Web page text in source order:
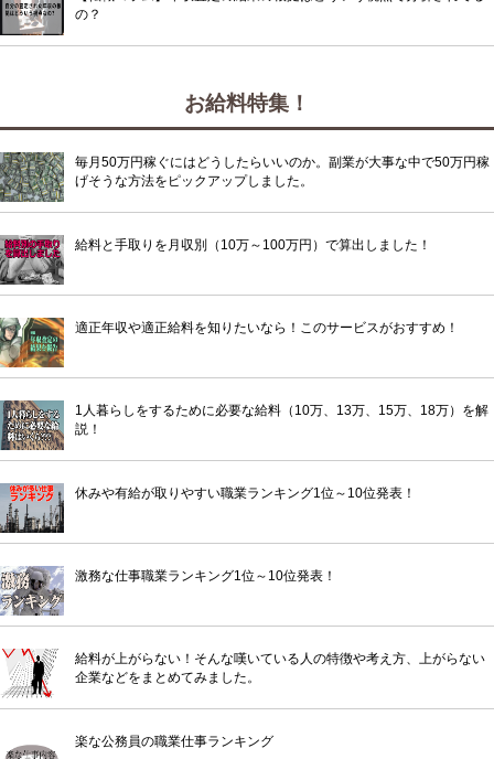
の？
お給料特集！
毎月50万円稼ぐにはどうしたらいいのか。副業が大事な中で50万円稼
げそうな方法をピックアップしました。
給料と手取りを月収別（10万～100万円）で算出しました！
適正年収や適正給料を知りたいなら！このサービスがおすすめ！
1人暮らしをするために必要な給料（10万、13万、15万、18万）を解
説！
休みや有給が取りやすい職業ランキング1位～10位発表！
激務な仕事職業ランキング1位～10位発表！
給料が上がらない！そんな嘆いている人の特徴や考え方、上がらない
企業などをまとめてみました。
楽な公務員の職業仕事ランキング